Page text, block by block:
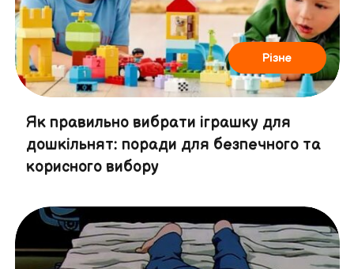
Різне
Як правильно вибрати іграшку для
дошкільнят: поради для безпечного та
корисного вибору